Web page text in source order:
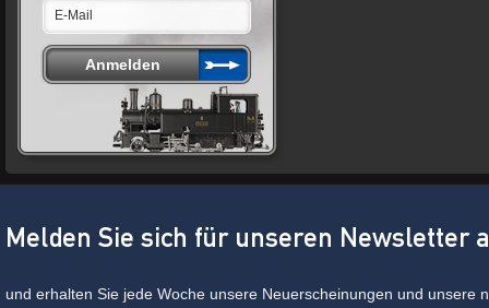
Melden Sie sich für unseren Newsletter
und erhalten Sie jede Woche unsere Neuerscheinungen und unsere